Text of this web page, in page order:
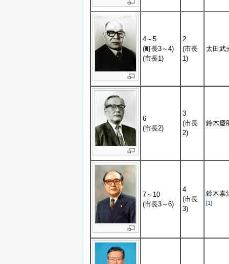
4～5
(町長3～4)
(市長1)
2
(市長
1)
太田武
6
(市長2)
3
(市長
2)
鈴木慶
7～10
(市長3～6)
4
(市長
3)
鈴木泰
[1]